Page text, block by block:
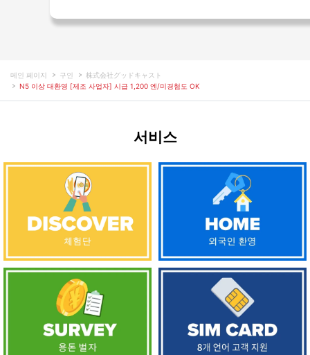
메인 페이지 구인
株式会社グッドキャスト
N5 이상 대환영 [제조 사업자] 시급 1,200 엔/미경험도 OK
서비스